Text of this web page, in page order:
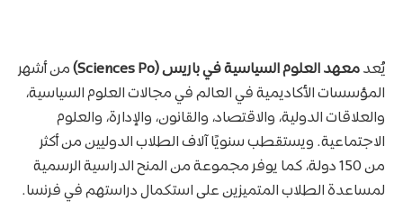
يُعدمعهد العلوم السياسية في باريس (Sciences Po)
من أشهر
المؤسسات الأكاديمية في العالم في مجالات العلوم السياسية،
والعلاقات الدولية، والاقتصاد، والقانون، والإدارة، والعلوم
الاجتماعية. ويستقطب سنويًا آلاف الطلاب الدوليين من أكثر
من 150 دولة، كما يوفر مجموعة من المنح الدراسية الرسمية
لمساعدة الطلاب المتميزين على استكمال دراستهم في فرنسا.